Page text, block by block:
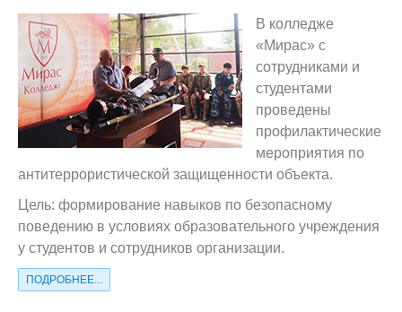
В колледже
«Мирас» с
сотрудниками и
студентами
проведены
профилактические
мероприятия по
антитеррористической защищенности объекта.
Цель: формирование навыков по безопасному
поведению в условиях образовательного учреждения
у студентов и сотрудников организации.
ПОДРОБНЕЕ...